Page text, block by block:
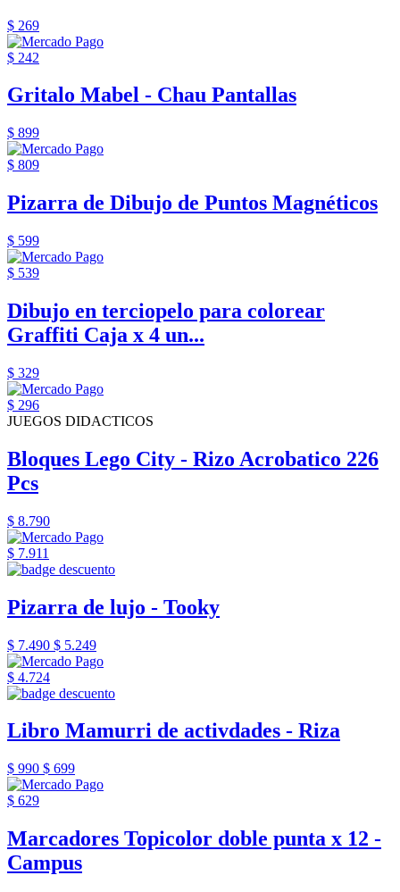
$ 269
$ 242
Gritalo Mabel - Chau Pantallas
$ 899
$ 809
Pizarra de Dibujo de Puntos Magnéticos
$ 599
$ 539
Dibujo en terciopelo para colorear
Graffiti Caja x 4 un...
$ 329
$ 296
JUEGOS DIDACTICOS
Bloques Lego City - Rizo Acrobatico 226
Pcs
$ 8.790
$ 7.911
Pizarra de lujo - Tooky
$ 7.490 $ 5.249
$ 4.724
Libro Mamurri de activdades - Riza
$ 990 $ 699
$ 629
Marcadores Topicolor doble punta x 12 -
Campus